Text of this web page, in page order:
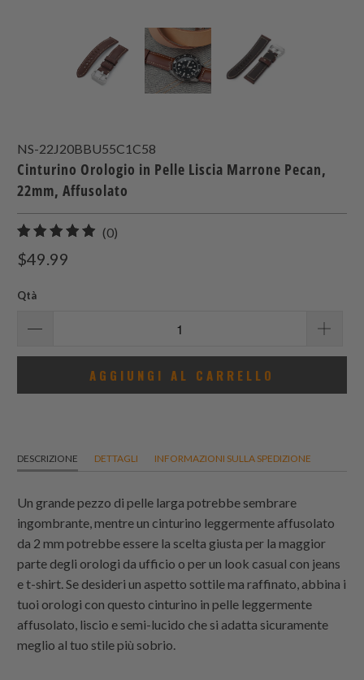
NS-22J20BBU55C1C58
Cinturino Orologio in Pelle Liscia Marrone Pecan,
22mm, Affusolato
(0)
$49.99
Qtà
AGGIUNGI AL CARRELLO
DESCRIZIONE DETTAGLI INFORMAZIONI SULLA SPEDIZIONE
Un grande pezzo di pelle larga potrebbe sembrare
ingombrante, mentre un cinturino leggermente affusolato
da 2 mm potrebbe essere la scelta giusta per la maggior
parte degli orologi da ufficio o per un look casual con jeans
e t-shirt. Se desideri un aspetto sottile ma raffinato, abbina i
tuoi orologi con questo cinturino in pelle leggermente
affusolato, liscio e semi-lucido che si adatta sicuramente
meglio al tuo stile più sobrio.